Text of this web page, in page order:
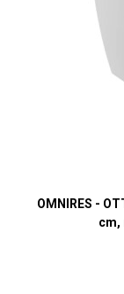
OMNIRES -
cm,